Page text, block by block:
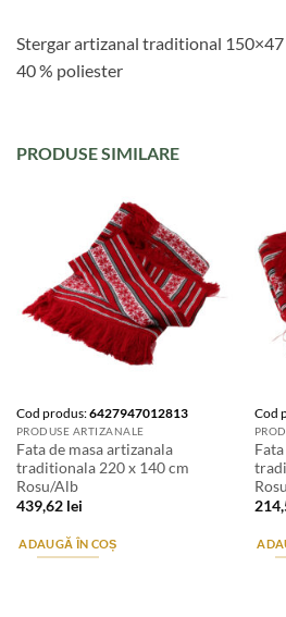
Stergar artizanal traditional 150×47
40 % poliester
PRODUSE SIMILARE
Cod produs:6427947012813
PRODUSE ARTIZANALE
Fata de masa artizanala
traditionala 220 x 140 cm
Rosu/Alb
439,62 lei
ADAUGĂ ÎN COȘ
Cod